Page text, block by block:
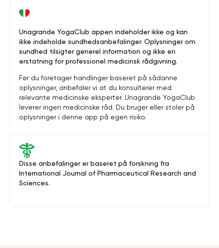
Disse anbefalinger er baseret på forskning fra
International Journal of Pharmaceutical Research and
Sciences.
Unagrande YogaClub appen indeholder ikke og kan
ikke indeholde sundhedsanbefalinger. Oplysninger om
sundhed tilsigter generel information og ikke en
erstatning for professionel medicinsk rådgivning.
Før du foretager handlinger baseret på sådanne
oplysninger, anbefaler vi at du konsulterer med
relevante medicinske eksperter. Unagrande YogaClub
leverer ingen medicinske råd. Du bruger eller stoler på
oplysninger i denne app på egen risiko.